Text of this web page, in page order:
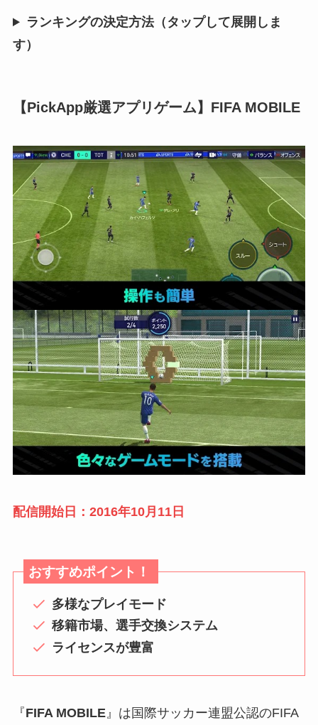
ランキングの決定方法（タップして展開しま
す）
【PickApp厳選アプリゲーム】FIFA MOBILE
配信開始日：2016年10月11日
おすすめポイント！
多様なプレイモード
移籍市場、選手交換システム
ライセンスが豊富
『FIFA MOBILE』は国際サッカー連盟公認のFIFA